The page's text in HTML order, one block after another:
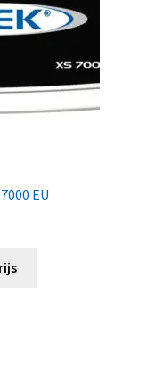
EU